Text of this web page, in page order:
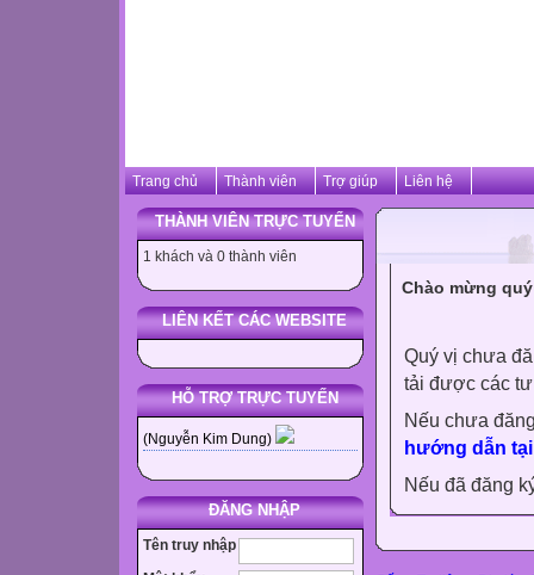
Trang chủ Thành viên Trợ giúp Liên hệ
THÀNH VIÊN TRỰC TUYẾN
1 khách và 0 thành viên
LIÊN KẾT CÁC WEBSITE
HỖ TRỢ TRỰC TUYẾN
(Nguyễn Kim Dung)
ĐĂNG NHẬP
Tên truy nhập
Chào mừng
Quý vị chưa
tải được các
Nếu chưa
hướng dẫn
Nếu đã đăng